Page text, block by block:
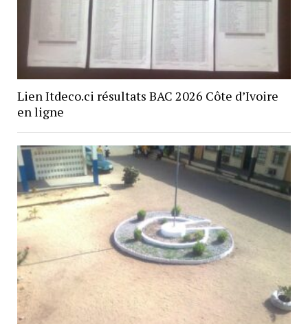
Lien Itdeco.ci résultats BAC 2026 Côte d’Ivoire
en ligne